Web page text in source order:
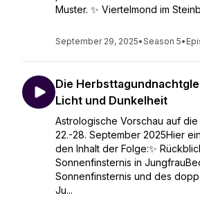
Muster. ✨ Viertelmond im
September 29, 2025•Season 5•
Die
Licht und Dunkelheit
Astrologische Vorschau auf
22.-28. September 2025Hier
den Inhalt der Folge:✨
Sonnenfinsternis in
Sonnenfinsternis und des
Ju...